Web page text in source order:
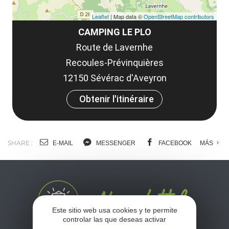
CAMPING LE PLO
Route de Lavernhe
Recoules-Prévinquières
12150 Sévérac d'Aveyron
Obtenir l'itinéraire
Leaflet | Map data ©OpenStreetMap contributors
SHARE : E-MAIL MESSENGER FACEBOOK MÁS
Este sitio web usa cookies y te permite
controlar las que deseas activar